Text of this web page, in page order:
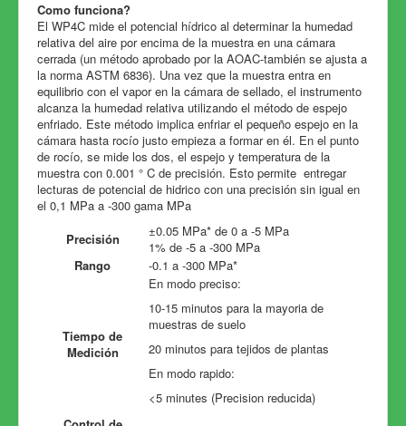
Como funciona?
El WP4C mide el potencial hídrico al determinar la humedad
relativa del aire por encima de la muestra en una cámara
cerrada (un método aprobado por la AOAC-también se ajusta a
la norma ASTM 6836). Una vez que la muestra entra en
equilibrio con el vapor en la cámara de sellado, el instrumento
alcanza la humedad relativa utilizando el método de espejo
enfriado. Este método implica enfriar el pequeño espejo en la
cámara hasta rocío justo empieza a formar en él. En el punto
de rocío, se mide los dos, el espejo y temperatura de la
muestra con 0.001 ° C de precisión. Esto permite entregar
lecturas de potencial de hidrico con una precisión sin igual en
el 0,1 MPa a -300 gama MPa
Precisión
±0.05 MPa* de 0 a -5 MPa
1% de -5 a -300 MPa
Rango
-0.1 a -300 MPa*
Tiempo de
Medición
En modo preciso:
10-15 minutos para la mayoria de
muestras de suelo
20 minutos para tejidos de plantas
En modo rapido:
<5 minutes (Precision reducida)